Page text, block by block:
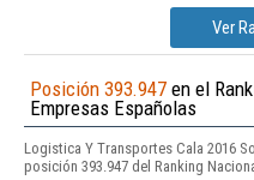
Ver
Posición 393.947 en el
Empresas Españolas
Logistica Y Transportes Cala 2016
posición 393.947 del Ranking